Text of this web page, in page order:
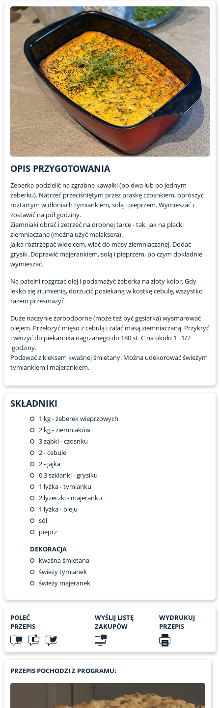
OPIS PRZYGOTOWANIA
Żeberka podzielić na zgrabne kawałki (po dwa lub po jednym
żeberku). Natrzeć przeciśniętym przez praskę czosnkiem, oprószyć
roztartym w dłoniach tymiankiem, solą i pieprzem. Wymieszać i
zostawić na pół godziny.
Ziemniaki obrać i zetrzeć na drobnej tarce - tak, jak na placki
ziemniaczane (można użyć malaksera).
Jajka roztrzepać widelcem, wlać do masy ziemniaczanej. Dodać
grysik. Doprawić majerankiem, solą i pieprzem, po czym dokładnie
wymieszać.
Na patelni rozgrzać olej i podsmażyć żeberka na złoty kolor. Gdy
lekko się zrumienią, dorzucić posiekaną w kostkę cebulę, wszystko
razem przesmażyć.
Duże naczynie żaroodporne (może też być gęsiarka) wysmarować
olejem. Przełożyć mięso z cebulą i zalać masą ziemniaczaną. Przykryć
i włożyć do piekarnika nagrzanego do 180 st. C na około 1 1/2
godziny.
Podawać z kleksem kwaśnej śmietany. Można udekorować świeżym
tymiankiem i majerankiem.
SKŁADNIKI
1 kg - żeberek wieprzowych
2kg - ziemniaków
3ząbki - czosnku
2- cebule
2- jajka
0,3szklanki - grysiku
1 łyżka - tymianku
2łyżeczki - majeranku
1 łyżka - oleju
sól
pieprz
DEKORACJA
kwaśna śmietana
świeży tymianek
świeży majeranek
POLEĆ
PRZEPIS
WYŚLIJ LISTĘ
ZAKUPÓW
WYDRUKUJ
PRZEPIS
PRZEPIS POCHODZI Z PROGRAMU: